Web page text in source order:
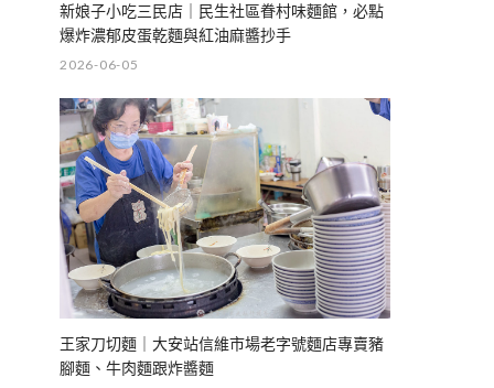
新娘子小吃三民店｜民生社區眷村味麵館，必點
爆炸濃郁皮蛋乾麵與紅油麻醬抄手
2026-06-05
王家刀切麵｜大安站信維市場老字號麵店專賣豬
腳麵、牛肉麵跟炸醬麵